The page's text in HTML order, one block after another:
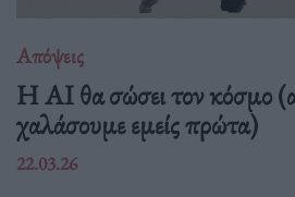
Απόψεις
Η AI θα σώσει τον κόσμο
χαλάσουμε εμείς πρώτα)
22.03.26